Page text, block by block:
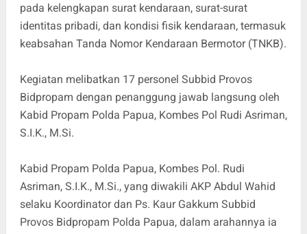
pada kelengkapan surat kendaraan, surat-surat
identitas pribadi, dan kondisi fisik kendaraan, termasuk
keabsahan Tanda Nomor Kendaraan Bermotor (TNKB).
Kegiatan melibatkan 17 personel Subbid Provos
Bidpropam dengan penanggung jawab langsung oleh
Kabid Propam Polda Papua, Kombes Pol Rudi Asriman,
S.I.K., M.Si.
Kabid Propam Polda Papua, Kombes Pol. Rudi
Asriman, S.I.K., M.Si., yang diwakili AKP Abdul Wahid
selaku Koordinator dan Ps. Kaur Gakkum Subbid
Provos Bidpropam Polda Papua, dalam arahannya ia